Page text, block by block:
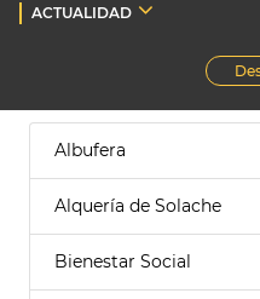
ACTUALIDAD
Albufera
Alquería de Solache
Bienestar Social